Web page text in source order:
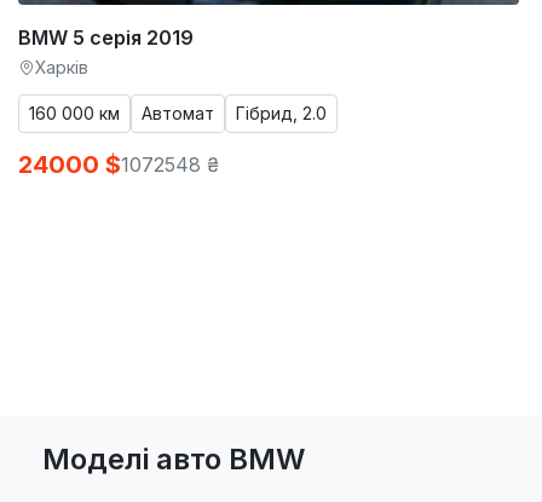
BMW 5 серія 2019
Харків
160 000 км Автомат Гібрид, 2.0
24000 $1072548 ₴
Моделі авто BMW